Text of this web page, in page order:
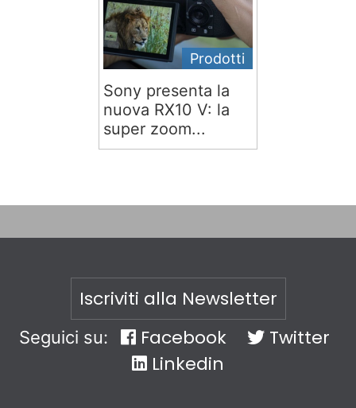
Prodotti
Sony presenta la
nuova RX10 V: la
super zoom...
Iscriviti alla Newsletter
Seguici su: Facebook
Twitter
Linkedin